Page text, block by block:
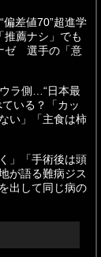
差値70”超進学
推薦ナシ」でも
ゼ 選手の「意
ラ側…“日本最
いる？「カッ
い」「主食は柿
」「手術後は頭
が語る難病ジス
出して同じ病の